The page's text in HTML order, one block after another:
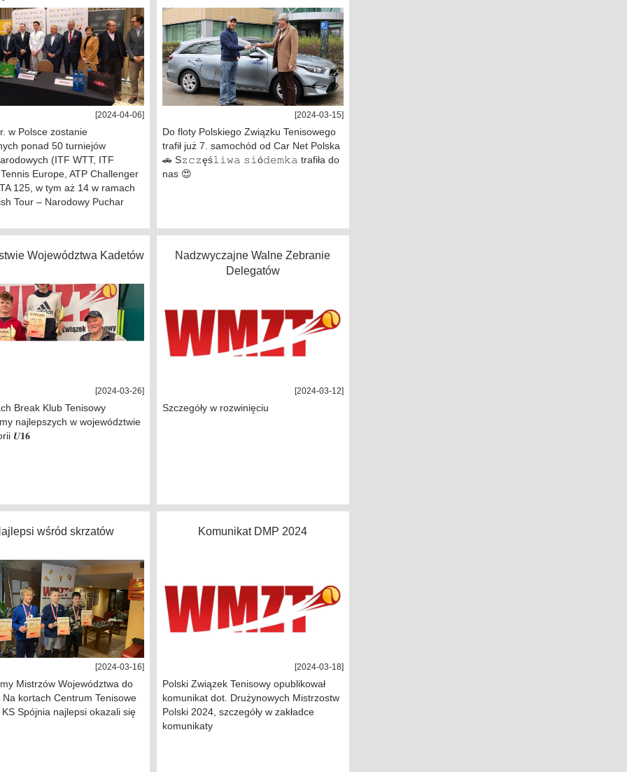
[2024-04-06]
w Polsce zostanie
ponad 50 turniejów
(ITF WTT, ITF
Europe, ATP Challenger
125, w tym aż 14 w ramach
Tour – Narodowy Puchar
[2024-03-15]
Do floty Polskiego Związku Tenisowego
trafił już 7. samochód od Car Net Polska
🚗 S𝚣𝚌𝚣ęś𝚕𝚒𝚠𝚊 𝚜𝚒ó𝚍𝚎𝚖𝚔𝚊 trafiła do
nas 😍
Województwa Kadetów
[2024-03-26]
Break Klub Tenisowy
najlepszych w województwie
𝑼𝟏𝟔
Nadzwyczajne Walne Zebranie
Delegatów
[2024-03-12]
Szczegóły w rozwinięciu
wśród skrzatów
[2024-03-16]
Mistrzów Województwa do
Na kortach Centrum Tenisowe
Spójnia najlepsi okazali się
Komunikat DMP 2024
[2024-03-18]
Polski Związek Tenisowy opublikował
komunikat dot. Drużynowych Mistrzostw
Polski 2024, szczegóły w zakładce
komunikaty